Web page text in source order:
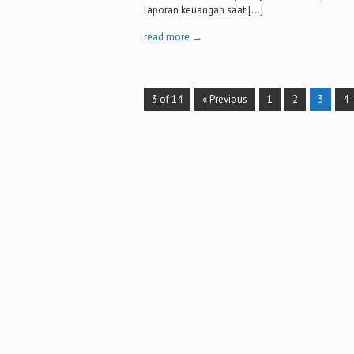
laporan keuangan saat […]
read more →
3 of 14 « Previous 1 2 3 4